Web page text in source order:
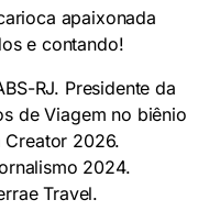
apaixonada
e contando!
RJ. Presidente da
de Viagem no biênio
2026.
2024.
Travel.